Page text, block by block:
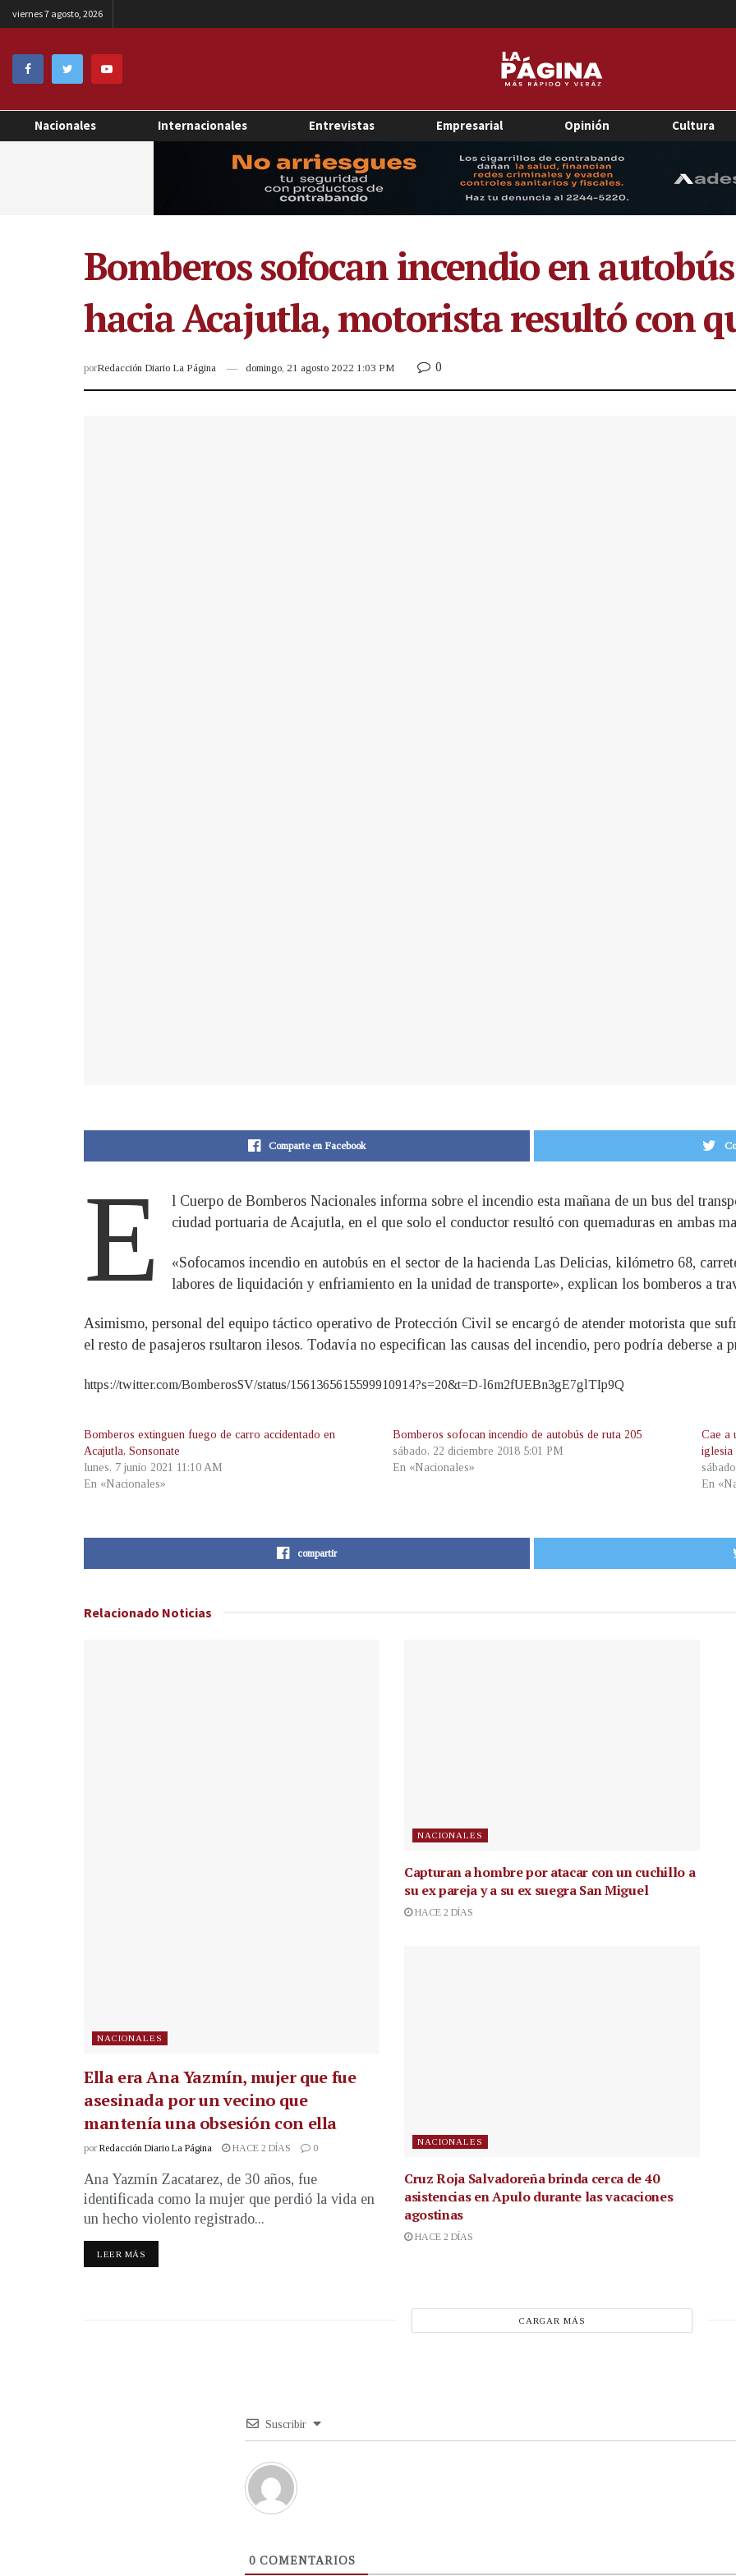
viernes 7 agosto, 2026
Nacionales Internacionales Entrevistas Empresarial Opinión Cultura
Bomberos sofocan incendio en
hacia Acajutla, motorista resultó con
porRedacción Diario La Página domingo, 21 agosto 2022 1:03 PM 0
Comparte en Facebook
E
l Cuerpo de Bomberos Nacionales informa sobre el incendio esta mañana de un bus del
ciudad portuaria de Acajutla, en el que solo el conductor resultó con quemaduras en ambas
«Sofocamos incendio en autobús en el sector de la hacienda Las Delicias, kilómetro 68,
labores de liquidación y enfriamiento en la unidad de transporte», explican los bomberos a
Asimismo, personal del equipo táctico operativo de Protección Civil se encargó de atender motorista que
el resto de pasajeros rsultaron ilesos. Todavía no especifican las causas del incendio, pero podría deberse a
https://twitter.com/BomberosSV/status/1561365615599910914?s=20&t=D-l6m2fUEBn3gE7glTIp9Q
Bomberos extinguen fuego de carro accidentado en
Acajutla, Sonsonate
lunes, 7 junio 2021 11:10 AM
En «Nacionales»
Bomberos sofocan incendio de autobús de ruta 205
sábado, 22 diciembre 2018 5:01 PM
En «Nacionales»
Cae a
iglesia
En
compartir
Relacionado Noticias
NACIONALES
Ella era Ana Yazmín, mujer que fue
asesinada por un vecino que
mantenía una obsesión con ella
por Redacción Diario La Página HACE 2 DÍAS 0
Ana Yazmín Zacatarez, de 30 años, fue
identificada como la mujer que perdió la vida en
un hecho violento registrado...
LEER MÁS
NACIONALES
Capturan a hombre por atacar con un cuchillo a
su ex pareja y a su ex suegra San Miguel
HACE 2 DÍAS
NACIONALES
Cruz Roja Salvadoreña brinda cerca de 40
asistencias en Apulo durante las vacaciones
agostinas
HACE 2 DÍAS
CARGAR MÁS
Suscribir
0 COMENTARIOS